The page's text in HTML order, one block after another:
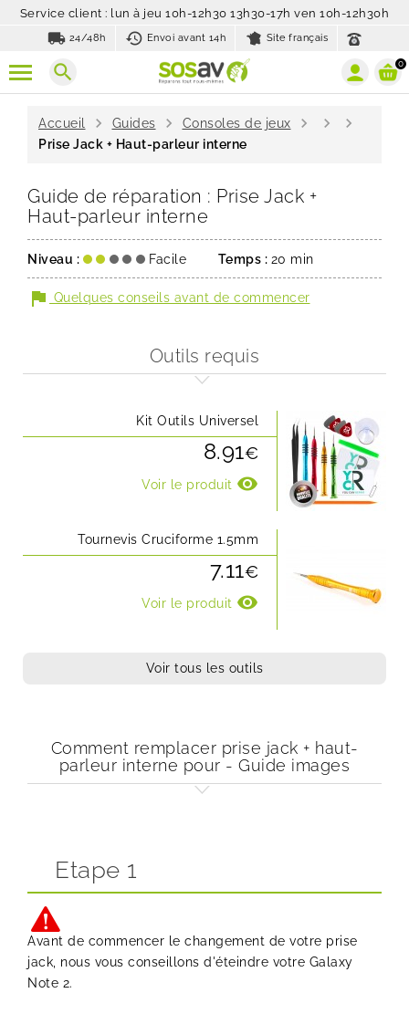
Service client : lun à jeu 10h-12h30 13h30-17h ven 10h-12h30h
local_shipping 24/48h history_toggle_off
Envoi avant 14h Site français
search 0
Accueil chevron_right Guides chevron_right Consoles de jeux chevron_right chevron_right chevron_right
Prise Jack + Haut-parleur interne
Guide de réparation : Prise Jack +
Haut-parleur interne
Niveau : Facile Temps : 20 min
flag Quelques conseils avant de commencer
Outils requis
Kit Outils Universel
8.91€
Voir le produit visibility
Tournevis Cruciforme 1.5mm
7.11€
Voir le produit visibility
Voir tous les outils
Comment remplacer prise jack + haut-
parleur interne pour - Guide images
Etape 1
Avant de commencer le changement de votre prise
jack, nous vous conseillons d'éteindre votre Galaxy
Note 2.